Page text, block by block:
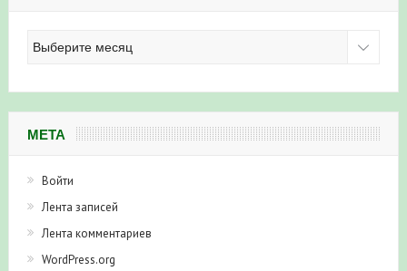
новостей
МЕТА
Войти
Лента записей
Лента комментариев
WordPress.org